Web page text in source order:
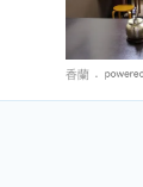
香蘭